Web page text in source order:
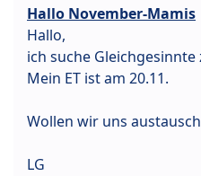
Hallo November-Mamis
Hallo,
ich suche Gleichgesinnte
Mein ET ist am 20.11.
Wollen wir uns
LG